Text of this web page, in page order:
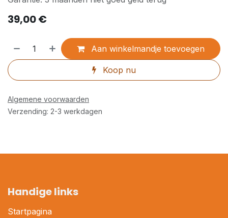
39,00€
Aan winkelmandje toevoegen
Koop nu
Algemene voorwaarden
Verzending: 2-3 werkdagen
Handige links
Startpagina